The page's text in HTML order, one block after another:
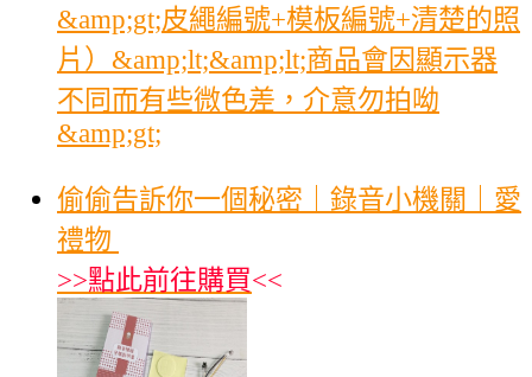
&amp;gt;皮繩編號+模板編號+清楚的照
片）&amp;lt;&amp;lt;商品會因顯示器
不同而有些微色差，介意勿拍呦
&amp;gt;
偷偷告訴你一個秘密｜錄音小機關｜愛
禮物
>>點此前往購買<<